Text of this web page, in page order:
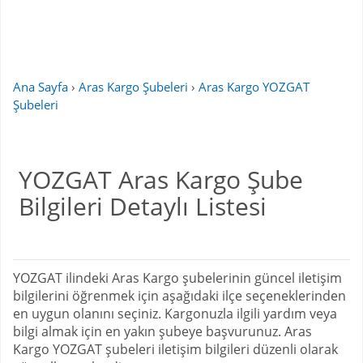
Ana Sayfa › Aras Kargo Şubeleri › Aras Kargo YOZGAT
Şubeleri
YOZGAT Aras Kargo Şube
Bilgileri Detaylı Listesi
YOZGAT ilindeki Aras Kargo şubelerinin güncel iletişim
bilgilerini öğrenmek için aşağıdaki ilçe seçeneklerinden
en uygun olanını seçiniz. Kargonuzla ilgili yardım veya
bilgi almak için en yakın şubeye başvurunuz. Aras
Kargo YOZGAT şubeleri iletişim bilgileri düzenli olarak